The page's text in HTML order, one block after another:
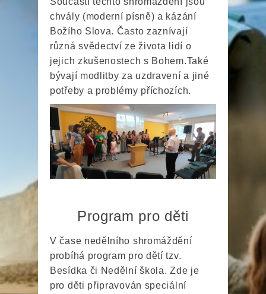
chvály (moderní písně) a kázání
Božího Slova. Často zaznívají
různá svědectví ze života lidí o
jejich zkušenostech s Bohem.Také
bývají modlitby za uzdravení a jiné
potřeby a problémy příchozích.
Program pro děti
V čase nedělního shromáždění
probíhá program pro dětí tzv.
Besídka či Nedělní škola. Zde je
pro děti připravován speciální